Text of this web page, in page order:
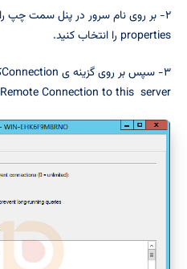
۲- بر روی نام سرور در پنل سمت چپ
properties را انتخاب کنید.
Remote Connection to this serverفعال است.